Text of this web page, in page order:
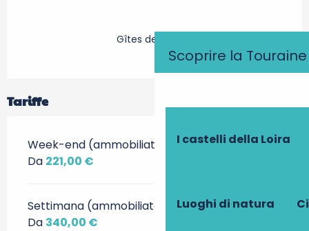
Scoprire la Touraine
I castelli della Loira
Luoghi di natura
Gîtes de France
Tariffe
Week-end (ammobiliato)
Da 221,00 €
Settimana (ammobiliato)
Da 340,00 €